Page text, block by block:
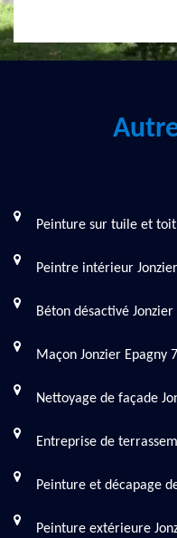
Peinture sur tuile et
Peintre intérieur
Béton désactivé Jonzier
Maçon Jonzier Epagny
Nettoyage de façade
Entreprise de
Peinture et décapage
Peinture extérieure